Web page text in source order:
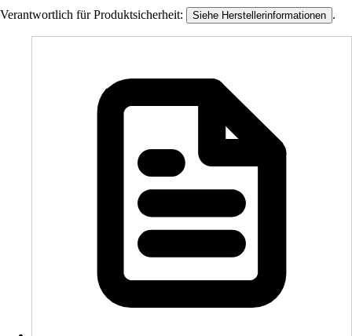
Verantwortlich für Produktsicherheit: Siehe Herstellerinformationen .